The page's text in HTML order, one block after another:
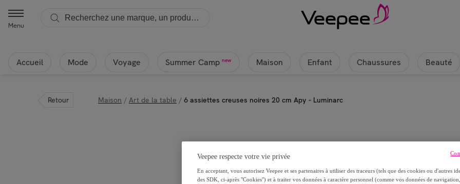
Menu
Accueil Mode Voyage Summer Camp new Maison Enfant Chaussures Beauté
Retour Maison / Art de la table / 6 assiettes creuses noires 20 cm Apy - Luminarc
6 assiettes creuses noires 20 cm
Veepee respecte votre vie privée
En acceptant, vous autorisez Veepee et ses partenaires à utiliser des traceurs (tels que des cookies ou d'autres
des SDK, ci-après "Cookies") et à traiter vos données à caractère personnel (comme vos données de